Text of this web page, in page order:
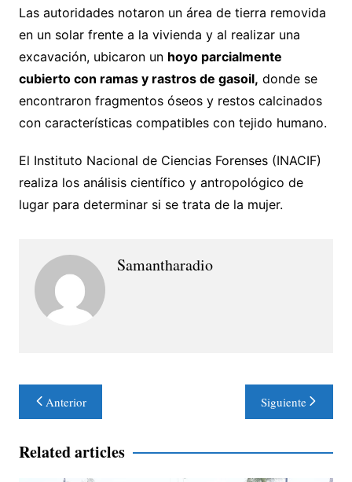
Las autoridades notaron un área de tierra removida
en un solar frente a la vivienda y al realizar una
excavación, ubicaron un hoyo parcialmente
cubierto con ramas y rastros de gasoil, donde se
encontraron fragmentos óseos y restos calcinados
con características compatibles con tejido humano.
El Instituto Nacional de Ciencias Forenses (INACIF)
realiza los análisis científico y antropológico de
lugar para determinar si se trata de la mujer.
Samantharadio
Navegación
de
entradas
Anterior Siguiente
Related articles